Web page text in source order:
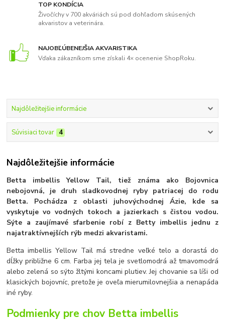
TOP KONDÍCIA
Živočíchy v 700 akváriách sú pod dohľadom skúsených
akvaristov a veterinára.
NAJOBĽÚBENEJŠIA AKVARISTIKA
Vďaka zákazníkom sme získali 4× ocenenie ShopRoku.
Najdôležitejšie informácie
Súvisiaci tovar 4
Najdôležitejšie informácie
Betta imbellis Yellow Tail, tiež známa ako Bojovnica
nebojovná, je druh sladkovodnej ryby patriacej do rodu
Betta. Pochádza z oblasti juhovýchodnej Ázie, kde sa
vyskytuje vo vodných tokoch a jazierkach s čistou vodou.
Sýte a zaujímavé sfarbenie robí z Betty imbellis jednu z
najatraktívnejších rýb medzi akvaristami.
Betta imbellis Yellow Tail má stredne veľké telo a dorastá do
dĺžky približne 6 cm. Farba jej tela je svetlomodrá až tmavomodrá
alebo zelená so sýto žltými koncami plutiev. Jej chovanie sa líši od
klasických bojovníc, pretože je oveľa mierumilovnejšia a nenapáda
iné ryby.
Podmienky pre chov Betta imbellis